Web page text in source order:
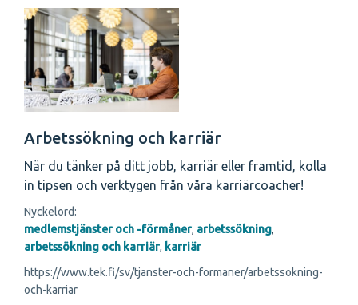
Arbetssökning och karriär
När du tänker på ditt jobb, karriär eller framtid, kolla
in tipsen och verktygen från våra karriärcoacher!
Nyckelord:
medlemstjänster och -förmåner, arbetssökning,
arbetssökning och karriär, karriär
https://www.tek.fi/sv/tjanster-och-formaner/arbetssokning-
och-karriar